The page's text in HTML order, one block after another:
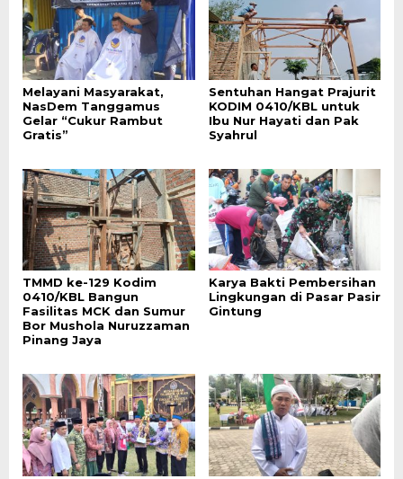
Melayani Masyarakat,
NasDem Tanggamus
Gelar “Cukur Rambut
Gratis”
Sentuhan Hangat Prajurit
KODIM 0410/KBL untuk
Ibu Nur Hayati dan Pak
Syahrul
TMMD ke-129 Kodim
0410/KBL Bangun
Fasilitas MCK dan Sumur
Bor Mushola Nuruzzaman
Pinang Jaya
Karya Bakti Pembersihan
Lingkungan di Pasar Pasir
Gintung